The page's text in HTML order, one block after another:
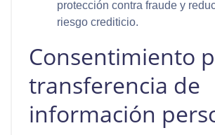
protección contra fraude y
riesgo crediticio.
Consentimiento
transferencia de
información